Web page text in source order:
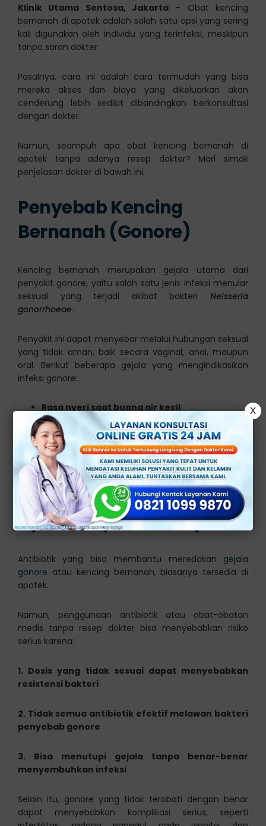
Klinik Utama Sentosa, Jakarta – Obat kencing
bernanah di apotek adalah salah satu opsi yang sering
kali digunakan oleh individu yang terinfeksi, meskipun
tanpa saran dokter.
Pasalnya, cara ini adalah cara termudah yang bisa
mereka akses dan biaya yang dikeluarkan akan
cenderung lebih sedikit dibandingkan berkonsultasi
dengan dokter.
Namun, seampuh apa obat kencing bernanah di
apotek tanpa adanya resep dokter? Mari simak
penjelasan dokter di bawah ini.
Penyebab Kencing
Bernanah (Gonore)
Kencing bernanah merupakan gejala utama dari
penyakit gonore, yaitu salah satu jenis infeksi menular
seksual yang terjadi akibat bakteriNeisseria
gonorrhoeae.
Penyakit ini dapat menyebar melalui hubungan seksual
yang tidak aman, baik secara vaginal, anal, maupun
oral. Berikut beberapa gejala yang mengindikasikan
infeksi gonore:
Rasa nyeri saat buang air kecil
Pembengkakan atau kemerahan pada ujung
penis atau area genital
Nyeri atau bengkak pada testis (pada pria)
Keputihan berlebihan dan nyeri panggul
(pada wanita)
Obat Kencing Bernanah di
Apotek, Apakah Ampuh?
Antibiotik yang bisa membantu meredakan gejala
gonore atau kencing bernanah, biasanya tersedia di
apotek.
Namun, penggunaan antibiotik atau obat-obatan
medis tanpa resep dokter bisa menyebabkan risiko
serius karena:
1. Dosis yang tidak sesuai dapat menyebabkan
resistensi bakteri
2. Tidak semua antibiotik efektif melawan bakteri
penyebab gonore
3. Bisa menutupi gejala tanpa benar-benar
menyembuhkan infeksi
Selain itu, gonore yang tidak terobati dengan benar
dapat menyebabkan komplikasi serius, seperti
X